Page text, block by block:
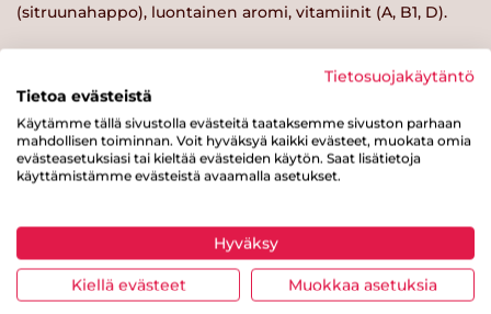
(sitruunahappo), luontainen aromi, vitamiinit (A, B1, D).
Ravintosisältö / 100 g
Energiaa
Rasvaa 38 g
josta tyydyttynyttä rasvaa 8.8 g
Hiilihydraatteja 1.1 g
Tietosuojakäytäntö
Tietoa evästeistä
Käytämme tällä sivustolla evästeitä taataksemme sivuston parhaan
mahdollisen toiminnan. Voit hyväksyä kaikki evästeet, muokata omia
evästeasetuksiasi tai kieltää evästeiden käytön. Saat lisätietoja
käyttämistämme evästeistä avaamalla asetukset.
Hyväksy
Kiellä evästeet Muokkaa asetuksia